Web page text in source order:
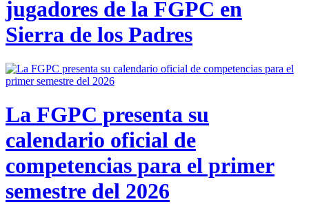
jugadores de la FGPC en
Sierra de los Padres
La FGPC presenta su
calendario oficial de
competencias para el primer
semestre del 2026